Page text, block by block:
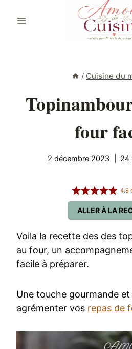
/ Cuisine du
four
2 décembre 2023 24
ALLER À LA
4.9
Voila la recette des des
au four, un
facile à préparer.
Une touche gourmande
agrémenter vos repas de